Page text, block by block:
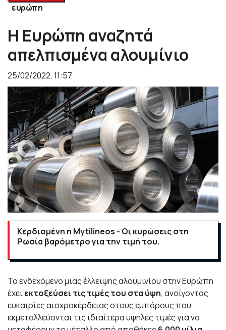
ευρώπη
Η Ευρώπη αναζητά
απελπισμένα αλουμίνιο
25/02/2022, 11:57
Κερδισμένη η Mytilineos - Οι κυρώσεις στη
Ρωσία βαρόμετρο για την τιμή του.
Το ενδεχόμενο μιας έλλειψης αλουμινίου στην Ευρώπη
έχειεκτοξεύσει τις τιμές του στα ύψη, ανοίγοντας
ευκαιρίες αισχροκέρδειας στους εμπόρους που
εκμεταλλεύονται τις ιδιαίτερα υψηλές τιμές για να